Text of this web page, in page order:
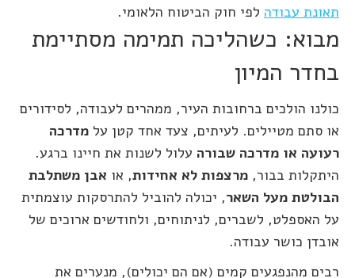
תאונת עבודה לפי חוק הביטוח הלאומי.
מבוא: כשהליכה תמימה מסתיימת
בחדר המיון
כולנו הולכים ברחובות העיר, ממהרים לעבודה, לסידורים
או סתם מטיילים. לעיתים, צעד אחד קטן על מדרכה
רעועה או מדרכה שבורה עלול לשנות את חיינו ברגע.
היתקלות בבור, מרצפות לא אחידות, או אבן משתלבת
הבולטת מעל השאר, יכולה להוביל להתרסקות עוצמתית
על האספלט, לשברים, לניתוחים, ולחודשים ארוכים של
אובדן כושר עבודה.
רבים מהנפגעים קמים (אם הם יכולים), מנערים את